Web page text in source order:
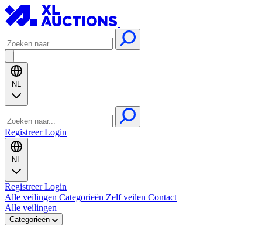
NL
RegistreerLogin
NL
RegistreerLogin
Alle veilingen Categorieën Zelf veilen Contact
Alle veilingen
Categorieën